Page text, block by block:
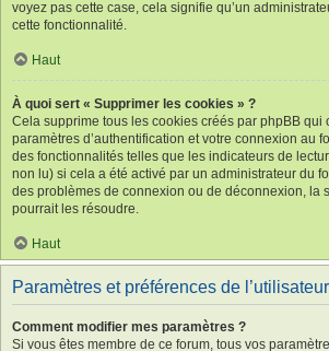
voyez pas cette case, cela signifie qu’un
cette fonctionnalité.
Haut
À quoi sert « Supprimer les cookies » ?
Cela supprime tous les cookies créés par phpBB qui
paramètres d’authentification et votre connexion au
des fonctionnalités telles que les indicateurs de
non lu) si cela a été activé par un administrateur du
des problèmes de connexion ou de déconnexion, la
pourrait les résoudre.
Haut
Paramètres et préférences de l’utilisateur
Comment modifier mes paramètres ?
Si vous êtes membre de ce forum, tous vos